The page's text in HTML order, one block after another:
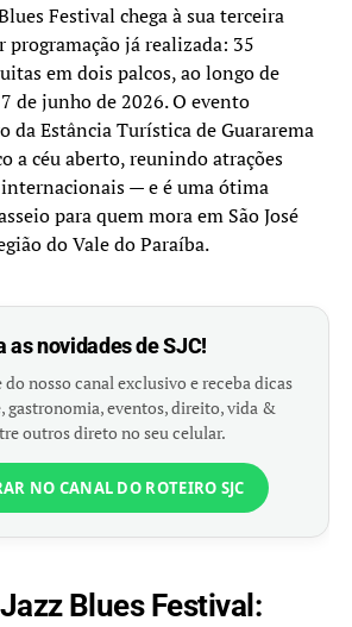
Festival chega à sua terceira
programação já realizada: 35
em dois palcos, ao longo de
de junho de 2026. O evento
da Estância Turística de Guararema
a céu aberto, reunindo atrações
— e é uma ótima
para quem mora em São José
do Vale do Paraíba.
as novidades de SJC!
nosso canal exclusivo e receba dicas
gastronomia, eventos, direito, vida &
outros direto no seu celular.
NO CANAL DO ROTEIRO SJC
Blues Festival: